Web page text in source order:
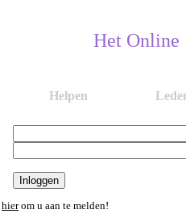
Het Online
Helpen
hierom u aan te melden!